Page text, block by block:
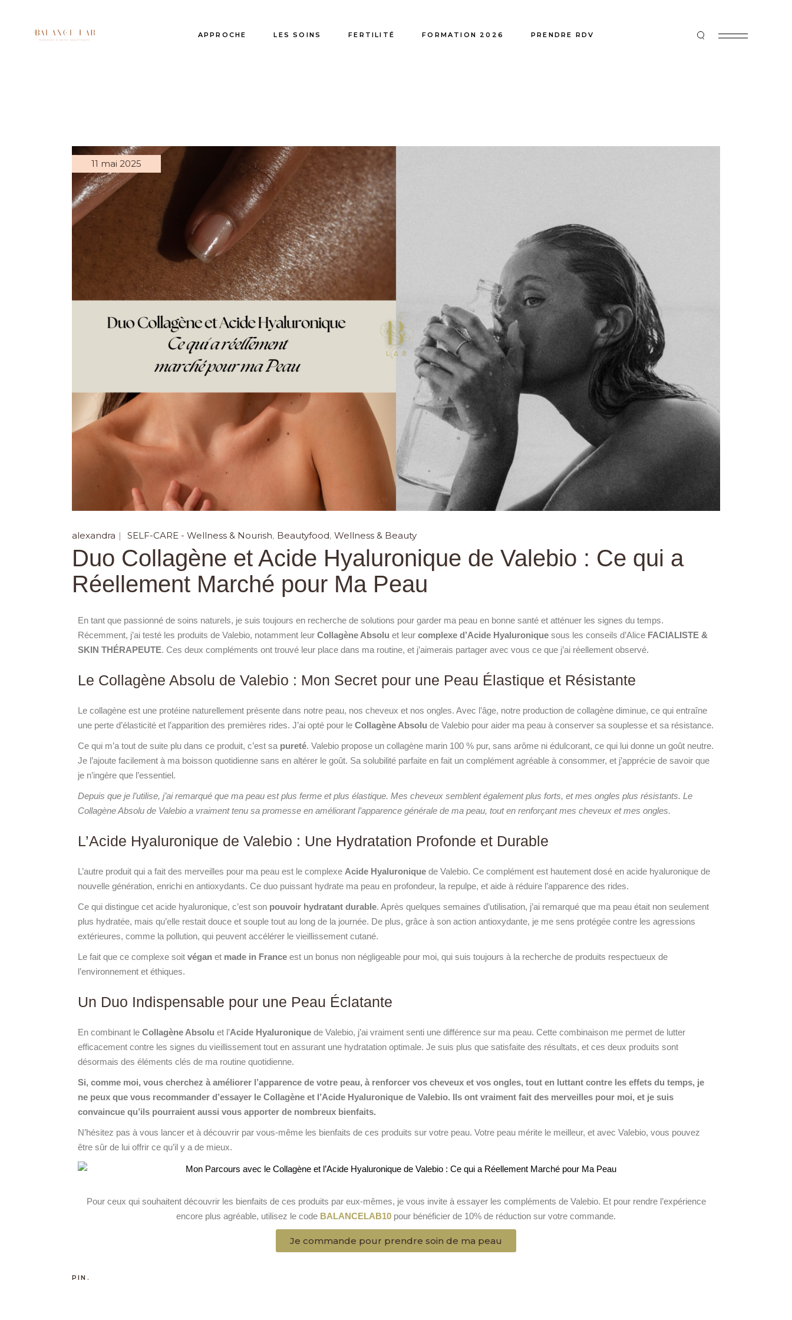
APPROCHE LES SOINS FERTILITÉ FORMATION 2026 PRENDRE RDV
11 mai 2025
alexandra SELF-CARE - Wellness & Nourish Beautyfood Wellness & Beauty
Duo Collagène et Acide Hyaluronique de Valebio : Ce qui a
Réellement Marché pour Ma Peau
En tant que passionné de soins naturels, je suis toujours en recherche de solutions pour garder ma peau en bonne santé et atténuer les signes du temps.
Récemment, j’ai testé les produits de Valebio, notamment leur Collagène Absolu et leur complexe d’Acide Hyaluronique sous les conseils d’Alice FACIALISTE &
SKIN THÉRAPEUTE. Ces deux compléments ont trouvé leur place dans ma routine, et j’aimerais partager avec vous ce que j’ai réellement observé.
Le Collagène Absolu de Valebio : Mon Secret pour une Peau Élastique et Résistante
Le collagène est une protéine naturellement présente dans notre peau, nos cheveux et nos ongles. Avec l’âge, notre production de collagène diminue, ce qui entraîne
une perte d’élasticité et l’apparition des premières rides. J’ai opté pour le Collagène Absolu de Valebio pour aider ma peau à conserver sa souplesse et sa résistance.
Ce qui m’a tout de suite plu dans ce produit, c’est sa pureté. Valebio propose un collagène marin 100 % pur, sans arôme ni édulcorant, ce qui lui donne un goût neutre.
Je l’ajoute facilement à ma boisson quotidienne sans en altérer le goût. Sa solubilité parfaite en fait un complément agréable à consommer, et j’apprécie de savoir que
je n’ingère que l’essentiel.
Depuis que je l’utilise, j’ai remarqué que ma peau est plus ferme et plus élastique. Mes cheveux semblent également plus forts, et mes ongles plus résistants. Le
Collagène Absolu de Valebio a vraiment tenu sa promesse en améliorant l’apparence générale de ma peau, tout en renforçant mes cheveux et mes ongles.
L’Acide Hyaluronique de Valebio : Une Hydratation Profonde et Durable
L’autre produit qui a fait des merveilles pour ma peau est le complexe Acide Hyaluronique de Valebio. Ce complément est hautement dosé en acide hyaluronique de
nouvelle génération, enrichi en antioxydants. Ce duo puissant hydrate ma peau en profondeur, la repulpe, et aide à réduire l’apparence des rides.
Ce qui distingue cet acide hyaluronique, c’est son pouvoir hydratant durable. Après quelques semaines d’utilisation, j’ai remarqué que ma peau était non seulement
plus hydratée, mais qu’elle restait douce et souple tout au long de la journée. De plus, grâce à son action antioxydante, je me sens protégée contre les agressions
extérieures, comme la pollution, qui peuvent accélérer le vieillissement cutané.
Le fait que ce complexe soit végan et made in France est un bonus non négligeable pour moi, qui suis toujours à la recherche de produits respectueux de
l’environnement et éthiques.
Un Duo Indispensable pour une Peau Éclatante
En combinant le Collagène Absolu et l’Acide Hyaluronique de Valebio, j’ai vraiment senti une différence sur ma peau. Cette combinaison me permet de lutter
efficacement contre les signes du vieillissement tout en assurant une hydratation optimale. Je suis plus que satisfaite des résultats, et ces deux produits sont
désormais des éléments clés de ma routine quotidienne.
Si, comme moi, vous cherchez à améliorer l’apparence de votre peau, à renforcer vos cheveux et vos ongles, tout en luttant contre les effets du temps, je
ne peux que vous recommander d’essayer le Collagène et l’Acide Hyaluronique de Valebio. Ils ont vraiment fait des merveilles pour moi, et je suis
convaincue qu’ils pourraient aussi vous apporter de nombreux bienfaits.
N’hésitez pas à vous lancer et à découvrir par vous-même les bienfaits de ces produits sur votre peau. Votre peau mérite le meilleur, et avec Valebio, vous pouvez
être sûr de lui offrir ce qu’il y a de mieux.
Pour ceux qui souhaitent découvrir les bienfaits de ces produits par eux-mêmes, je vous invite à essayer les compléments de Valebio. Et pour rendre l’expérience
encore plus agréable, utilisez le code BALANCELAB10 pour bénéficier de 10% de réduction sur votre commande.
Je commande pour prendre soin de ma peau
PIN.